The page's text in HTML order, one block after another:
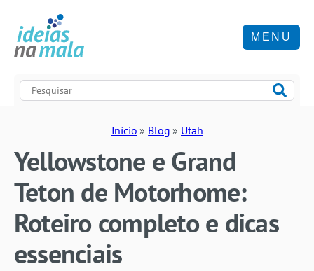
MENU
Início » Blog » Utah
Yellowstone e Grand
Teton de Motorhome:
Roteiro completo e dicas
essenciais